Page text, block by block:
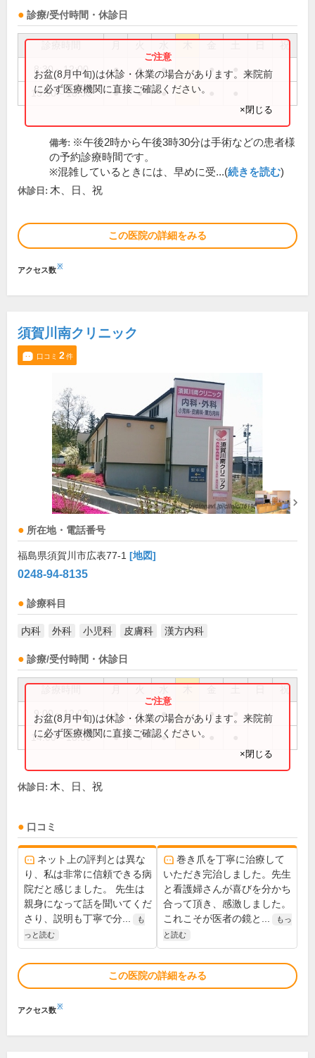
診療/受付時間・休診日
祝
8:30～12:00 ● ● ● ●
15:30～18:30 ● ● ●
お盆(8月中旬)は休診・休業の場合があります。来院前
に必ず医療機関に直接ご確認ください。
×閉じる
備考: ※午後2時から午後3時30分は手術などの患者様
の予約診療時間です。
※混雑しているときには、早めに受...(続きを読む)
休診日: 木、日、祝
この医院の詳細をみる
アクセス数※
須賀川南クリニック
口コミ 2件
所在地・電話番号
福島県須賀川市広表77-1 [地図]
0248-94-8135
診療科目
内科 外科 小児科 皮膚科 漢方内科
診療/受付時間・休診日
祝
9:00～12:00 ● ● ● ●
14:00～18:00 ● ● ●
お盆(8月中旬)は休診・休業の場合があります。来院前
に必ず医療機関に直接ご確認ください。
×閉じる
休診日: 木、日、祝
口コミ
ネット上の評判とは異な
り、私は非常に信頼できる病
院だと感じました。 先生は
親身になって話を聞いてくだ
さり、説明も丁寧で分...
も
っと読む
巻き爪を丁寧に治療して
いただき完治しました。先生
と看護婦さんが喜びを分かち
合って頂き、感激しました。
これこそが医者の鏡と...
もっ
と読む
この医院の詳細をみる
アクセス数※